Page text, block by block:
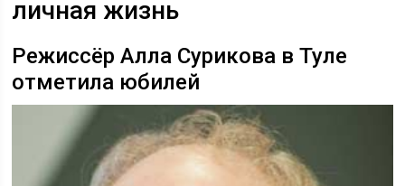
личная жизнь
Режиссёр Алла Сурикова в Туле
отметила юбилей